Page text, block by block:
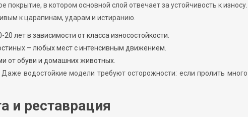
в котором основной слой отвечает за устойчивость к износу.
к царапинам, ударам и истиранию.
лет в зависимости от класса износостойкости.
– любых мест с интенсивным движением.
от обуви и домашних животных.
водостойкие модели требуют осторожности: если пролить много
и реставрация